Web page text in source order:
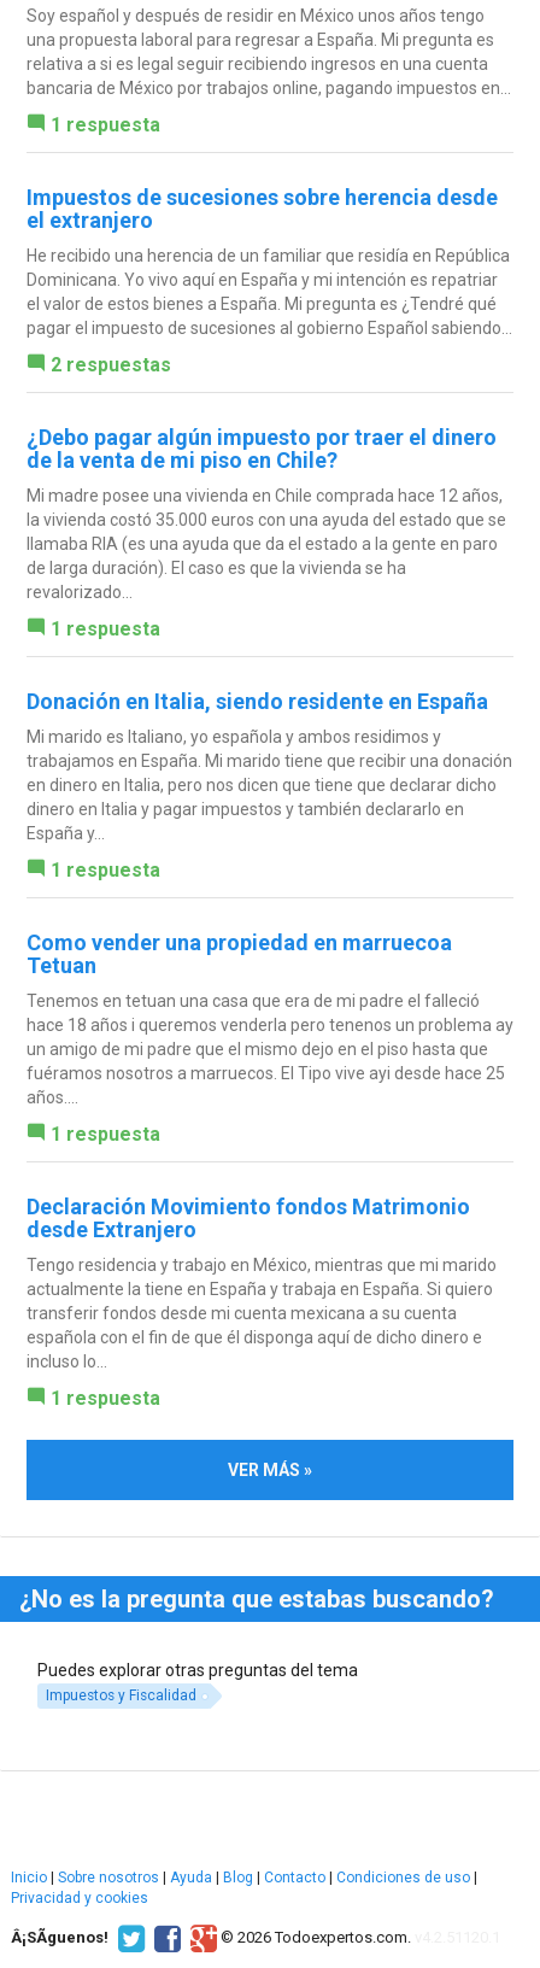
Soy español y después de residir en México unos años tengo
una propuesta laboral para regresar a España. Mi pregunta es
relativa a si es legal seguir recibiendo ingresos en una cuenta
bancaria de México por trabajos online, pagando impuestos en...
1 respuesta
Impuestos de sucesiones sobre herencia desde
el extranjero
He recibido una herencia de un familiar que residía en República
Dominicana. Yo vivo aquí en España y mi intención es repatriar
el valor de estos bienes a España. Mi pregunta es ¿Tendré qué
pagar el impuesto de sucesiones al gobierno Español sabiendo...
2 respuestas
¿Debo pagar algún impuesto por traer el dinero
de la venta de mi piso en Chile?
Mi madre posee una vivienda en Chile comprada hace 12 años,
la vivienda costó 35.000 euros con una ayuda del estado que se
llamaba RIA (es una ayuda que da el estado a la gente en paro
de larga duración). El caso es que la vivienda se ha
revalorizado...
1 respuesta
Donación en Italia, siendo residente en España
Mi marido es Italiano, yo española y ambos residimos y
trabajamos en España. Mi marido tiene que recibir una donación
en dinero en Italia, pero nos dicen que tiene que declarar dicho
dinero en Italia y pagar impuestos y también declararlo en
España y...
1 respuesta
Como vender una propiedad en marruecoa
Tetuan
Tenemos en tetuan una casa que era de mi padre el falleció
hace 18 años i queremos venderla pero tenenos un problema ay
un amigo de mi padre que el mismo dejo en el piso hasta que
fuéramos nosotros a marruecos. El Tipo vive ayi desde hace 25
años....
1 respuesta
Declaración Movimiento fondos Matrimonio
desde Extranjero
Tengo residencia y trabajo en México, mientras que mi marido
actualmente la tiene en España y trabaja en España. Si quiero
transferir fondos desde mi cuenta mexicana a su cuenta
española con el fin de que él disponga aquí de dicho dinero e
incluso lo...
1 respuesta
VER MÁS »
¿No es la pregunta que estabas buscando?
Puedes explorar otras preguntas del tema
Impuestos y Fiscalidad
Inicio | Sobre nosotros | Ayuda | Blog | Contacto | Condiciones de uso |
Privacidad y cookies
Â¡SÃ­guenos! © 2026 Todoexpertos.com.